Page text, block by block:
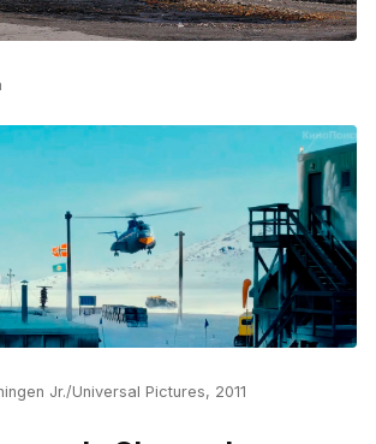
Jr./Universal Pictures, 2011